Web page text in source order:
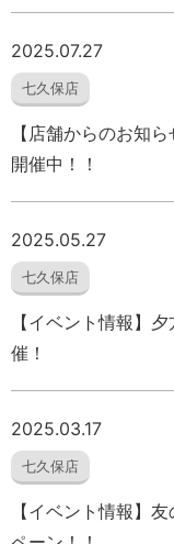
2025.07.27
七久保店
【店舗からのお知
開催中！！
2025.05.27
七久保店
【イベント情報】
催！
2025.03.17
七久保店
【イベント情報】